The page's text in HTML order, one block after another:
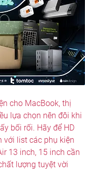
cho MacBook, thị
lựa chọn nên đôi khi
bối rối. Hãy để HD
với list các phụ kiện
13 inch​, 15 inch ​cần
lượng tuyệt vời